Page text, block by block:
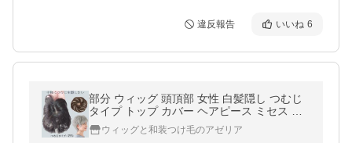
違反報告 いいね 6
部分 ウィッグ 頭頂部 女性 白髪隠し つむじ
タイプ トップ カバー ヘアピース ミセス シ
ニア 高齢者 分け目 自然 薄毛 女性 つけ毛 50
代 60代 70代
ウィッグと和装つけ毛のアゼリア